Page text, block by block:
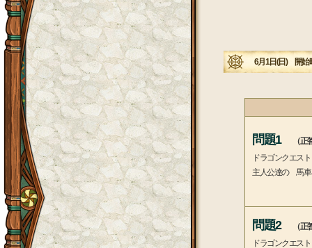
6月1日(日) 開始
問題1
（
ドラゴンクエス
主人公達の 馬
問題2
（
ドラゴンクエス